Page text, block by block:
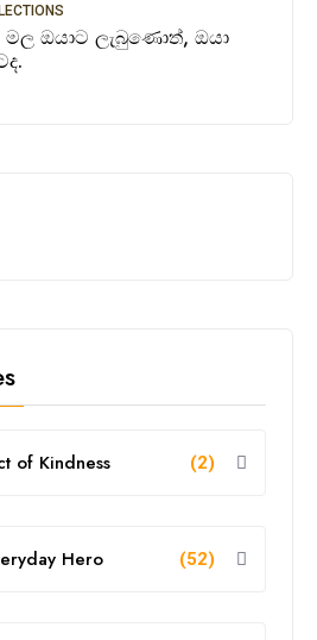
මල ඔයාට ලැබුණොත්, ඔයා
of Kindness (2)
Hero (52)